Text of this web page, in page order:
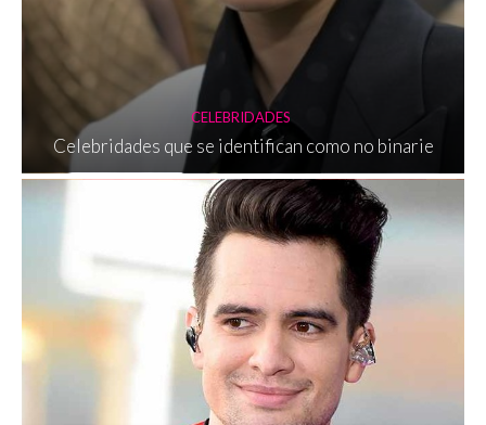
CELEBRIDADES
Celebridades que se identifican como no binarie